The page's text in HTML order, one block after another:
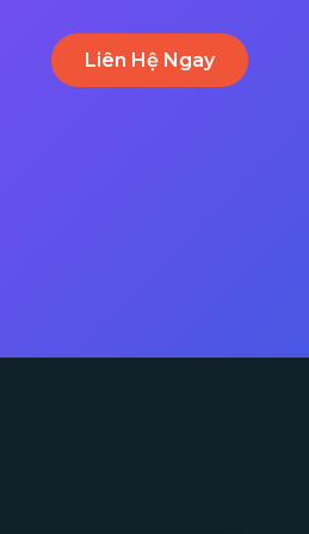
Liên Hệ Ngay